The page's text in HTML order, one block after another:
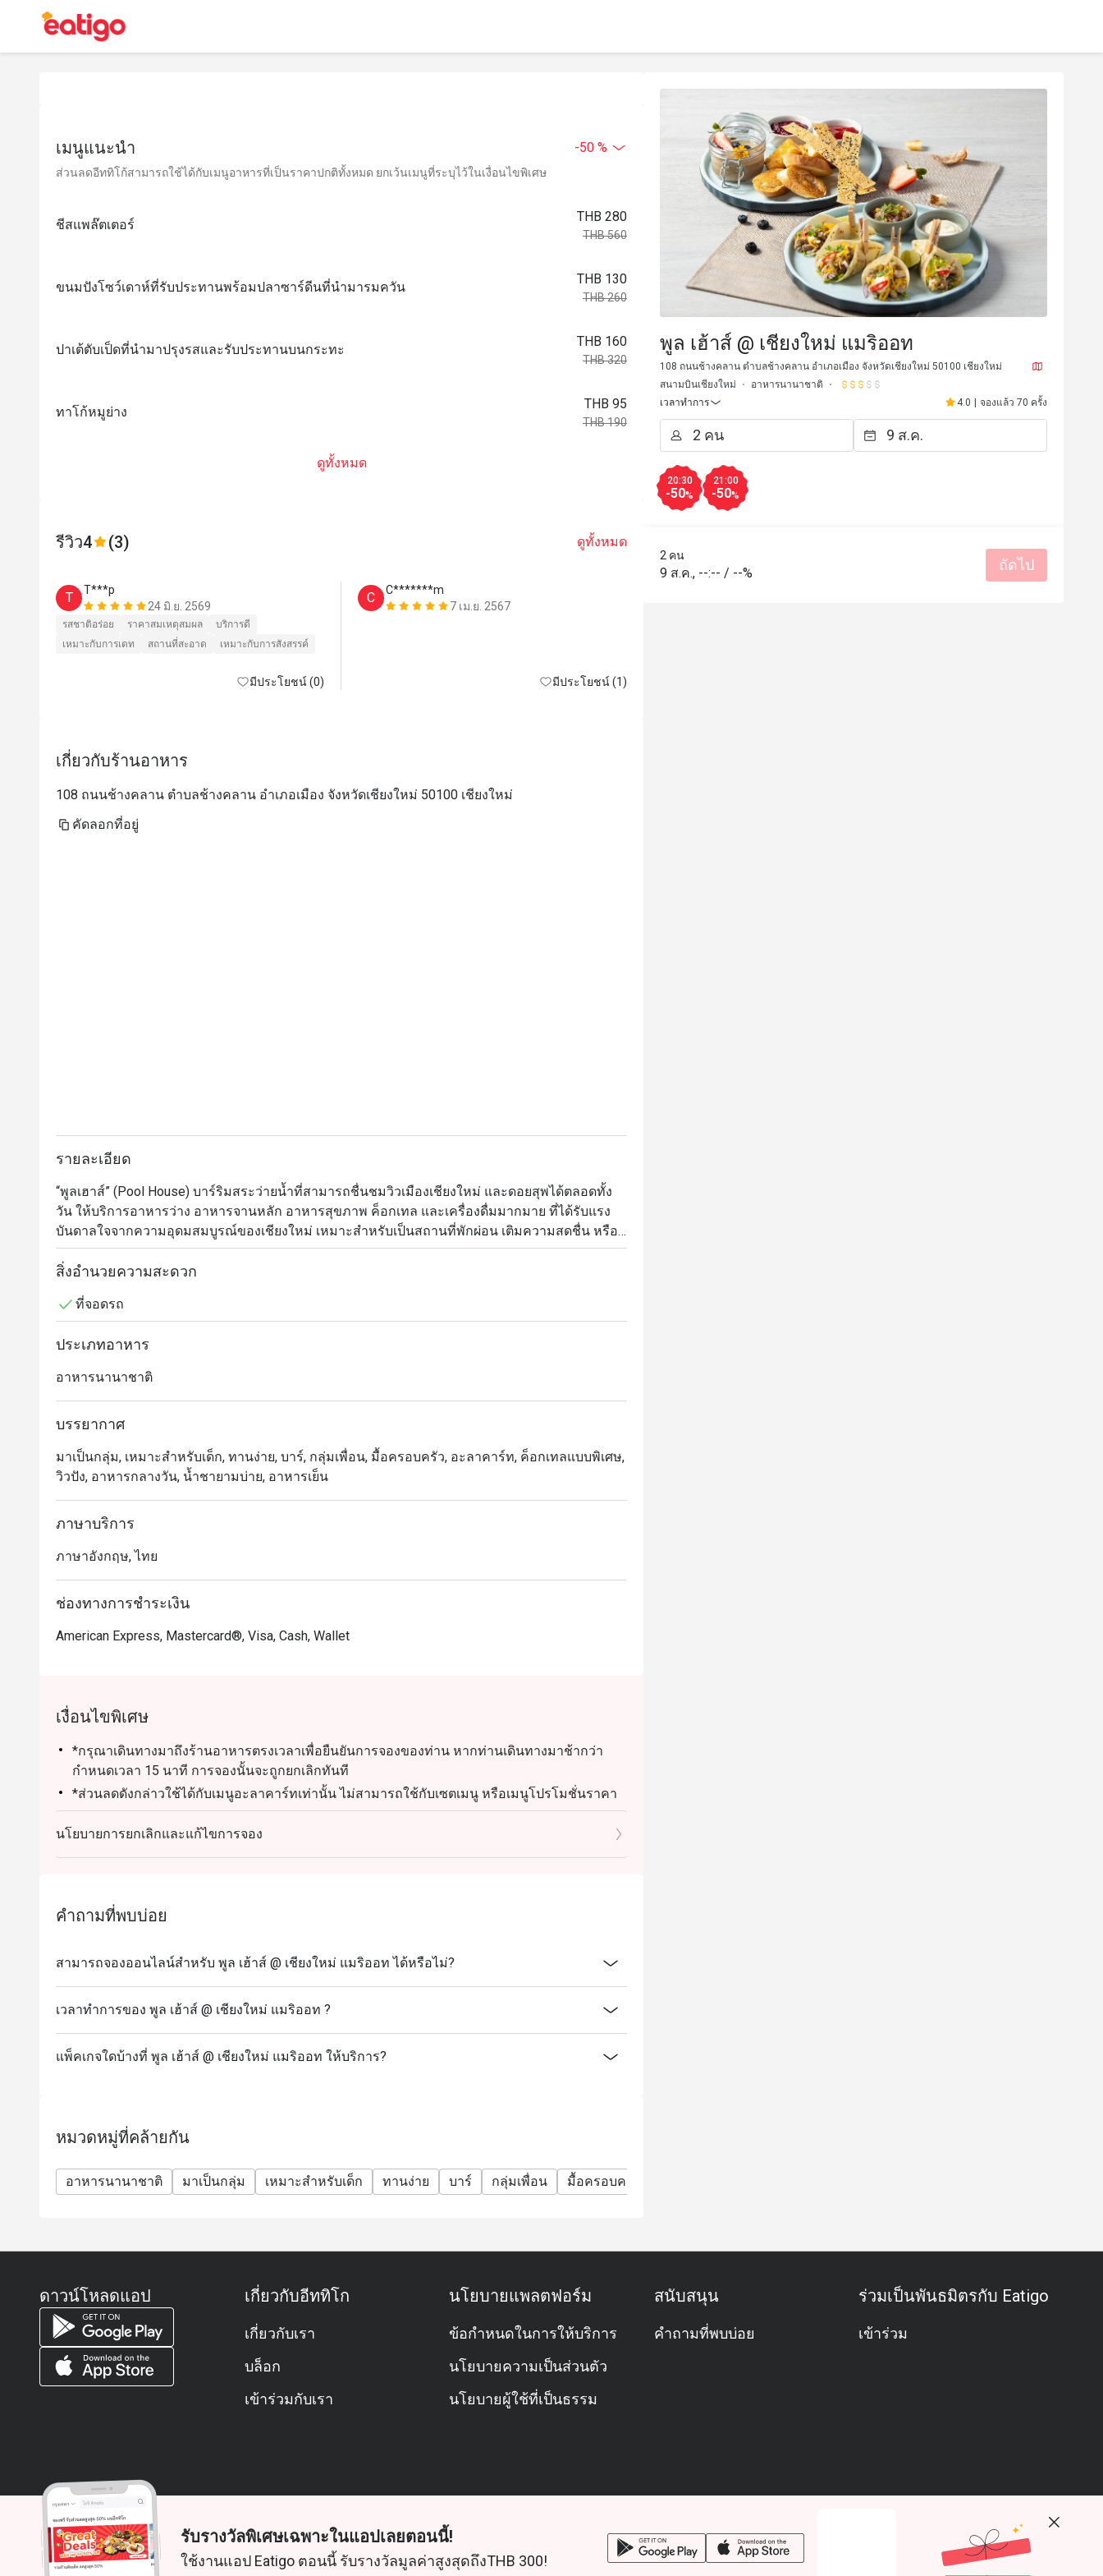
เมนูแนะนำ -50 %
ส่วนลดอีททิโก้สามารถใช้ได้กับเมนูอาหารที่เป็นราคาปกติทั้งหมด ยกเว้นเมนูที่ระบุไว้ในเงื่อนไขพิเศษ
ชีสแพล๊ตเตอร์
THB 280
THB 560
ขนมปังโซว์เดาห์ที่รับประทานพร้อมปลาซาร์ดีนที่นำมารมควัน
THB 130
THB 260
ปาเต้ตับเป็ดที่นำมาปรุงรสและรับประทานบนกระทะ
THB 160
THB 320
ทาโก้หมูย่าง
THB 95
THB 190
ดูทั้งหมด
รีวิว4 (3) ดูทั้งหมด
T
T***p
24 มิ.ย. 2569
รสชาติอร่อย ราคาสมเหตุสมผล
บริการดี
เหมาะกับการเดท
สถานที่สะอาด เหมาะกับการสังสรรค์
มีประโยชน์ (0)
C
C*******m
7 เม.ย. 2567
มีประโยชน์ (1)
เกี่ยวกับร้านอาหาร
108 ถนนช้างคลาน ตำบลช้างคลาน อำเภอเมือง จังหวัดเชียงใหม่ 50100 เชียงใหม่
คัดลอกที่อยู่
รายละเอียด
“พูลเฮาส์” (Pool House) บาร์ริมสระว่ายน้ำที่สามารถชื่นชมวิวเมืองเชียงใหม่ และดอยสุพได้ตลอดทั้ง
วัน ให้บริการอาหารว่าง อาหารจานหลัก อาหารสุขภาพ ค็อกเทล และเครื่องดื่มมากมาย ที่ได้รับแรง
บันดาลใจจากความอุดมสมบูรณ์ของเชียงใหม่ เหมาะสำหรับเป็นสถานที่พักผ่อน เติมความสดชื่น หรือ
ชมพระอาทิตย์ตกในยามเย็นด้วยเครื่องดื่มแก้วโปรด
สิ่งอำนวยความสะดวก
ที่จอดรถ
ประเภทอาหาร
อาหารนานาชาติ
บรรยากาศ
มาเป็นกลุ่ม, เหมาะสำหรับเด็ก, ทานง่าย, บาร์, กลุ่มเพื่อน, มื้อครอบครัว, อะลาคาร์ท, ค็อกเทลแบบพิเศษ,
วิวปัง, อาหารกลางวัน, น้ำชายามบ่าย, อาหารเย็น
ภาษาบริการ
ภาษาอังกฤษ, ไทย
ช่องทางการชำระเงิน
American Express, Mastercard®, Visa, Cash, Wallet
เงื่อนไขพิเศษ
*กรุณาเดินทางมาถึงร้านอาหารตรงเวลาเพื่อยืนยันการจองของท่าน หากท่านเดินทางมาช้ากว่า
กำหนดเวลา 15 นาที การจองนั้นจะถูกยกเลิกทันที
*ส่วนลดดังกล่าวใช้ได้กับเมนูอะลาคาร์ทเท่านั้น ไม่สามารถใช้กับเซตเมนู หรือเมนูโปรโมชั่นราคา
พิเศษอื่นๆ ของร้านอาหาร
* ส่วนลดดังกล่าวไม่สามารถใช้ร่วมกับส่วนลดบัตรเครดิตม บัตรเงินสด หรือส่วนลดบัตรสมาชิกอื่นๆ
ได้
* ระยะเวลานั่งทางไม่เกิน 90 นาที
* minimum advance booking ล่วงหน้า 1 วัน
นโยบายการยกเลิกและแก้ไขการจอง
คำถามที่พบบ่อย
สามารถจองออนไลน์สำหรับ พูล เฮ้าส์ @ เชียงใหม่ แมริออท ได้หรือไม่?
เวลาทำการของ พูล เฮ้าส์ @ เชียงใหม่ แมริออท ?
แพ็คเกจใดบ้างที่ พูล เฮ้าส์ @ เชียงใหม่ แมริออท ให้บริการ?
หมวดหมู่ที่คล้ายกัน
อาหารนานาชาติ มาเป็นกลุ่ม เหมาะสำหรับเด็ก ทานง่าย บาร์ กลุ่มเพื่อน มื้อครอบครัว
พูล เฮ้าส์ @ เชียงใหม่ แมริออท
108 ถนนช้างคลาน ตำบลช้างคลาน อำเภอเมือง จังหวัดเชียงใหม่ 50100 เชียงใหม่
สนามบินเชียงใหม่
อาหารนานาชาติ
เวลาทำการ
4.0 | จองแล้ว 70 ครั้ง
20:30
-50%
21:00
-50%
2 คน
9 ส.ค., --:-- / --% ถัดไป
ดาวน์โหลดแอป เกี่ยวกับอีททิโก
เกี่ยวกับเรา
บล็อก
เข้าร่วมกับเรา
นโยบายแพลตฟอร์ม
ข้อกำหนดในการให้บริการ
นโยบายความเป็นส่วนตัว
นโยบายผู้ใช้ที่เป็นธรรม
สนับสนุน
คำถามที่พบบ่อย
ร่วมเป็นพันธมิตรกับ Eatigo
เข้าร่วม
© 2026 Zoek. สงวนลิขสิทธิ์
รับรางวัลพิเศษเฉพาะในแอปเลยตอนนี้!
ใช้งานแอป Eatigo ตอนนี้ รับรางวัลมูลค่าสูงสุดถึงTHB 300!